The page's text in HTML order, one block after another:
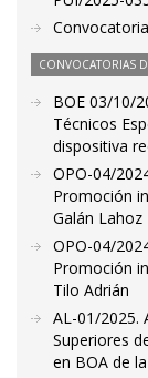
CONVOCATORIAS
BOE 03/10/
Técnicos
dispositiva
OPO-04/
Promoción
Galán Lahoz
OPO-04/
Promoción
Tilo Adrián
AL-01/2025.
Superiores
en BOA de